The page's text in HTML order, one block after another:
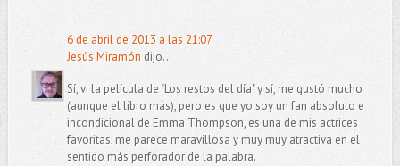
6 de abril de 2013 a las 21:07
Jesús Miramón dijo...
Sí, vi la película de "Los restos del día" y sí, me gustó mucho
(aunque el libro más), pero es que yo soy un fan absoluto e
incondicional de Emma Thompson, es una de mis actrices
favoritas, me parece maravillosa y muy muy atractiva en el
sentido más perforador de la palabra.